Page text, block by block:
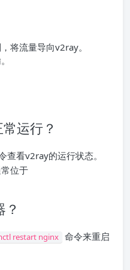
将流量导向v2ray。
运行？
查看v2ray的运行状态。
位于
restart nginx 命令来重启